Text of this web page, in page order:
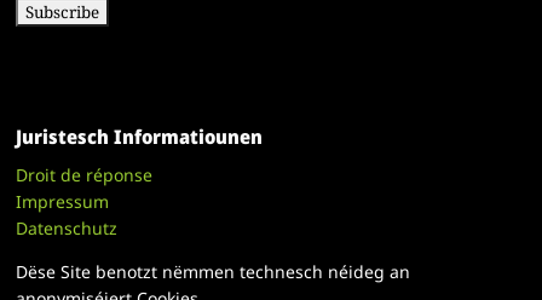
Juristesch Informatiounen
Droit de réponse
Impressum
Datenschutz
Dëse Site benotzt nëmmen technesch néideg an